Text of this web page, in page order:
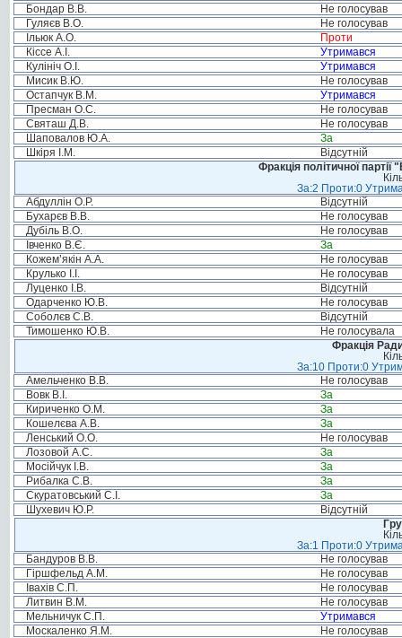
Бондар В.В.
Не голосував
Гуляєв В.О.
Не голосував
Ільюк А.О.
Проти
Кіссе А.І.
Утримався
Кулініч О.І.
Утримався
Мисик В.Ю.
Не голосував
Остапчук В.М.
Утримався
Пресман О.С.
Не голосував
Святаш Д.В.
Не голосував
Шаповалов Ю.А.
За
Шкіря І.М.
Відсутній
Фракція політичної
За:2 Проти:0
Абдуллін О.Р.
Відсутній
Бухарєв В.В.
Не голосував
Дубіль В.О.
Не голосував
Івченко В.Є.
За
Кожем’якін А.А.
Не голосував
Крулько І.І.
Не голосував
Луценко І.В.
Відсутній
Одарченко Ю.В.
Не голосував
Соболєв С.В.
Відсутній
Тимошенко Ю.В.
Не голосувала
Фракція
За:10 Проти:0
Амельченко В.В.
Не голосував
Вовк В.І.
За
Кириченко О.М.
За
Кошелєва А.В.
За
Ленський О.О.
Не голосував
Лозовой А.С.
За
Мосійчук І.В.
За
Рибалка С.В.
За
Скуратовський С.І.
За
Шухевич Ю.Р.
Відсутній
За:1 Проти:0
Бандуров В.В.
Не голосував
Гіршфельд А.М.
Не голосував
Івахів С.П.
Не голосував
Литвин В.М.
Не голосував
Мельничук С.П.
Утримався
Москаленко Я.М.
Не голосував